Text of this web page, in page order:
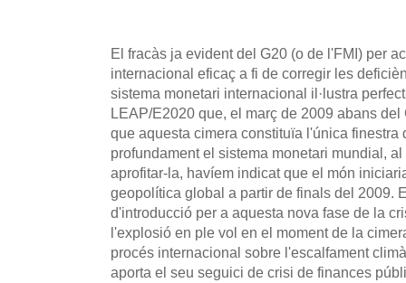
El fracàs ja evident del G20 (o de l'FMI) per
internacional eficaç a fi de corregir les
sistema monetari internacional il·lustra
LEAP/E2020 que, el març de 2009 abans
que aquesta cimera constituïa l'única finestra
profundament el sistema monetari mundial,
aprofitar-la, havíem indicat que el món
geopolítica global a partir de finals del 2009.
d'introducció per a aquesta nova fase de la
l'explosió en ple vol en el moment de la
procés internacional sobre l'escalfament
aporta el seu seguici de crisi de finances